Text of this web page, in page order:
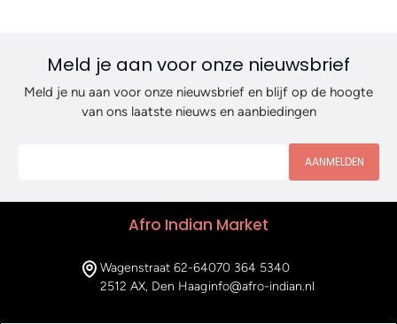
Meld je aan voor onze nieuwsbrief
Meld je nu aan voor onze nieuwsbrief en blijf op de hoogte
van ons laatste nieuws en aanbiedingen
AANMELDEN
Afro Indian Market
Wagenstraat 62-64
2512 AX, Den Haag
070 364 5340
info@afro-indian.nl